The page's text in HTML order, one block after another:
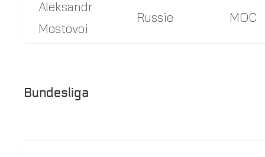
Aleksandr
Mostovoi
Russie MOC
Bundesliga